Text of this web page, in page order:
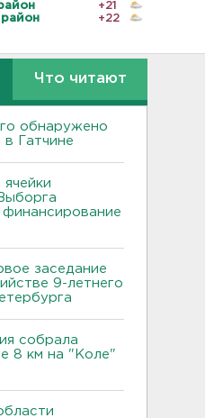
+21
район
+22
Что читают
обнаружено
Гатчине
ячейки
заседание
9-летнего
собрала
8 км на "Коле"